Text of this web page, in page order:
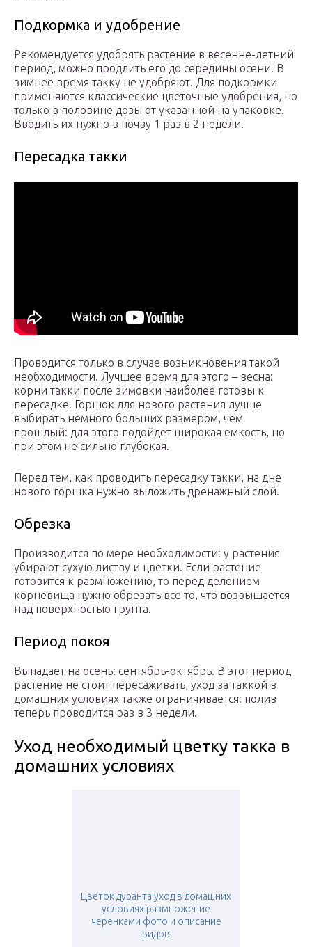
Подкормка и удобрение
Рекомендуется удобрять растение в весенне-летний
период, можно продлить его до середины осени. В
зимнее время такку не удобряют. Для подкормки
применяются классические цветочные удобрения, но
только в половине дозы от указанной на упаковке.
Вводить их нужно в почву 1 раз в 2 недели.
Пересадка такки
Проводится только в случае возникновения такой
необходимости. Лучшее время для этого – весна:
корни такки после зимовки наиболее готовы к
пересадке. Горшок для нового растения лучше
выбирать немного больших размером, чем
прошлый: для этого подойдет широкая емкость, но
при этом не сильно глубокая.
Перед тем, как проводить пересадку такки, на дне
нового горшка нужно выложить дренажный слой.
Обрезка
Производится по мере необходимости: у растения
убирают сухую листву и цветки. Если растение
готовится к размножению, то перед делением
корневища нужно обрезать все то, что возвышается
над поверхностью грунта.
Период покоя
Выпадает на осень: сентябрь-октябрь. В этот период
растение не стоит пересаживать, уход за таккой в
домашних условиях также ограничивается: полив
теперь проводится раз в 3 недели.
Уход необходимый цветку такка в
домашних условиях
Цветок дуранта уход в домашних
условиях размножение
черенками фото и описание
видов